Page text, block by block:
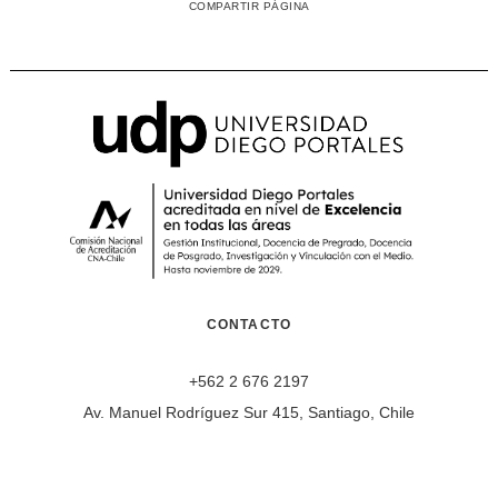
COMPARTIR PÁGINA
CONTACTO
+562 2 676 2197
Av. Manuel Rodríguez Sur 415, Santiago, Chile